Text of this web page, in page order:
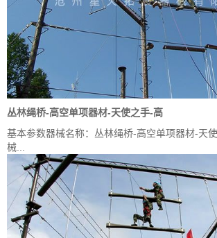
丛林绳桥-高空单项器材-天使之手-高
基本参数器械名称：丛林绳桥-高空单项器材-天
械...